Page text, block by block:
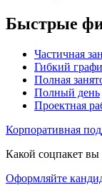
Быстрые
Частичная
Гибкий
Полная
Полный день
Проектная
Корпоративная
Какой соцпакет вы
Оформляйте